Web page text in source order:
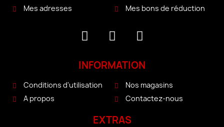
Mes adresses
Mes bons de réduction
INFORMATION
Conditions d'utilisation
A propos
Nos magasins
Contactez-nous
EXTRAS